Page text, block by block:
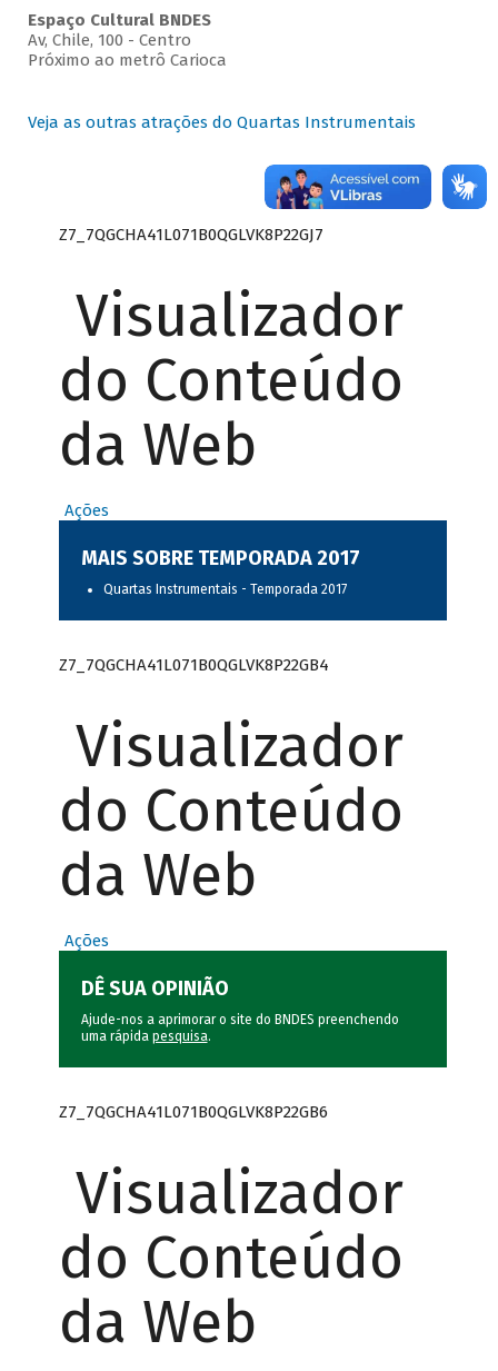
Espaço Cultural BNDES
Av, Chile, 100 - Centro
Próximo ao metrô Carioca
Veja as outras atrações do Quartas Instrumentais
Z7_7QGCHA41L071B0QGLVK8P22GJ7
Visualizador
do Conteúdo
da Web
Ações
MAIS SOBRE TEMPORADA 2017
Quartas Instrumentais - Temporada 2017
Z7_7QGCHA41L071B0QGLVK8P22GB4
Visualizador
do Conteúdo
da Web
Ações
DÊ SUA OPINIÃO
Ajude-nos a aprimorar o site do BNDES preenchendo
uma rápida pesquisa.
Z7_7QGCHA41L071B0QGLVK8P22GB6
Visualizador
do Conteúdo
da Web